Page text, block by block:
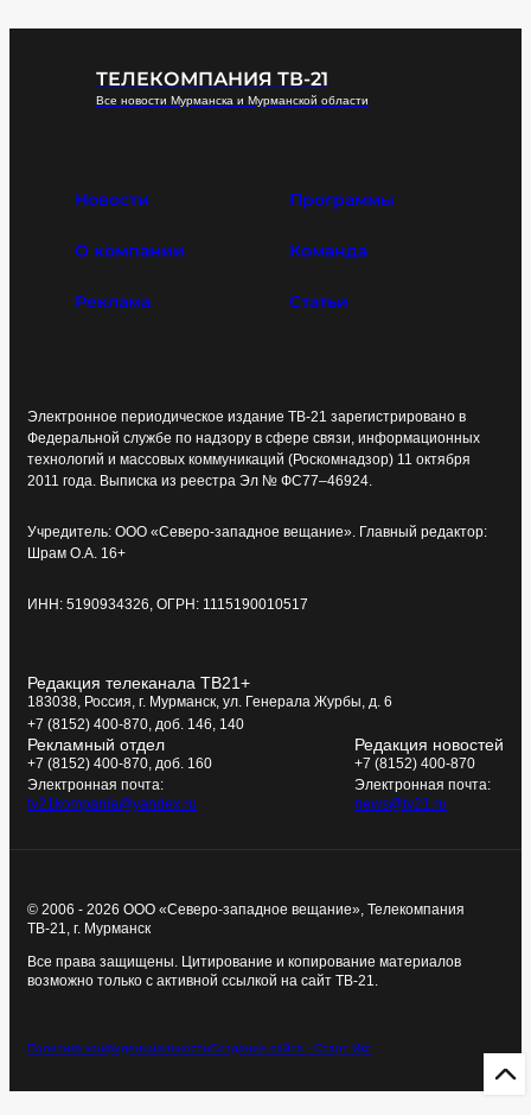
ТЕЛЕКОМПАНИЯ ТВ-21
Все новости Мурманска и Мурманской области
Новости Программы
О компании Команда
Реклама Статьи
Электронное периодическое издание ТВ-21 зарегистрировано в
Федеральной службе по надзору в сфере связи, информационных
технологий и массовых коммуникаций (Роскомнадзор) 11 октября
2011 года. Выписка из реестра Эл № ФС77–46924.
Учредитель: ООО «Северо-западное вещание». Главный редактор:
Шрам О.А. 16+
ИНН: 5190934326, ОГРН: 1115190010517
Редакция телеканала ТВ21+
183038, Россия, г. Мурманск, ул. Генерала Журбы, д. 6
+7 (8152) 400-870, доб. 146, 140
Рекламный отдел
+7 (8152) 400-870, доб. 160
Электронная почта:
tv21kompania@yandex.ru
Редакция новостей
+7 (8152) 400-870
Электронная почта:
news@tv21.ru
© 2006 - 2026 ООО «Северо-западное вещание», Телекомпания
ТВ-21, г. Мурманск
Все права защищены. Цитирование и копирование материалов
возможно только с активной ссылкой на сайт ТВ-21.
Политика конфиденциальностиСоздание сайта - Старт Икс